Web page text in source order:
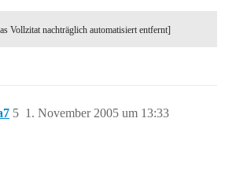
Vollzitat nachträglich automatisiert entfernt]
1. November 2005 um 13:33
5